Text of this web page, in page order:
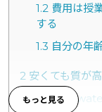
1.2費用は授
する
1.3 自分の年
2 安くても質が
2.1